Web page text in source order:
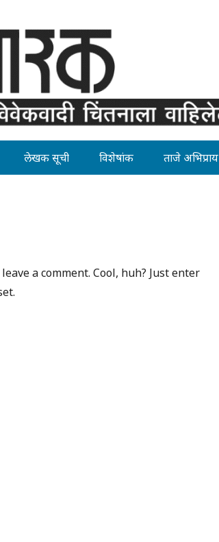
लेखक सूची विशेषांक ताजे अभिप्राय
a comment. Cool, huh? Just enter